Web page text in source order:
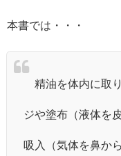
本書では・・・
精油を体内に取
ジや塗布（液体を
吸入（気体を鼻か